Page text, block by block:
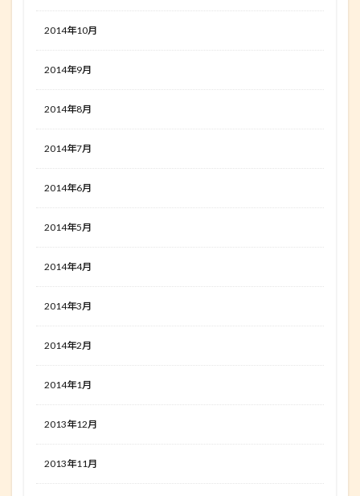
2014年10月
2014年9月
2014年8月
2014年7月
2014年6月
2014年5月
2014年4月
2014年3月
2014年2月
2014年1月
2013年12月
2013年11月